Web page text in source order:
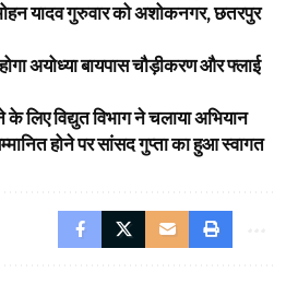
यादव गुरुवार को अशोकनगर, छतरपुर
अयोध्या बायपास चौड़ीकरण और फ्लाई
लिए विद्युत विभाग ने चलाया अभियान
होने पर सांसद गुप्ता का हुआ स्वागत